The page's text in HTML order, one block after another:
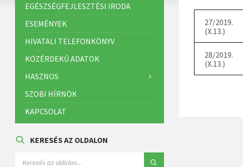
27/2019.
(X.13.)
28/2019.
(X.13.)
EGÉSZSÉGFEJLESZTÉSI IRODA
ESEMÉNYEK
HIVATALI TELEFONKÖNYV
KÖZÉRDEKŰ ADATOK
HASZNOS
SZOBI HÍRNÖK
KAPCSOLAT
KERESÉS AZ OLDALON